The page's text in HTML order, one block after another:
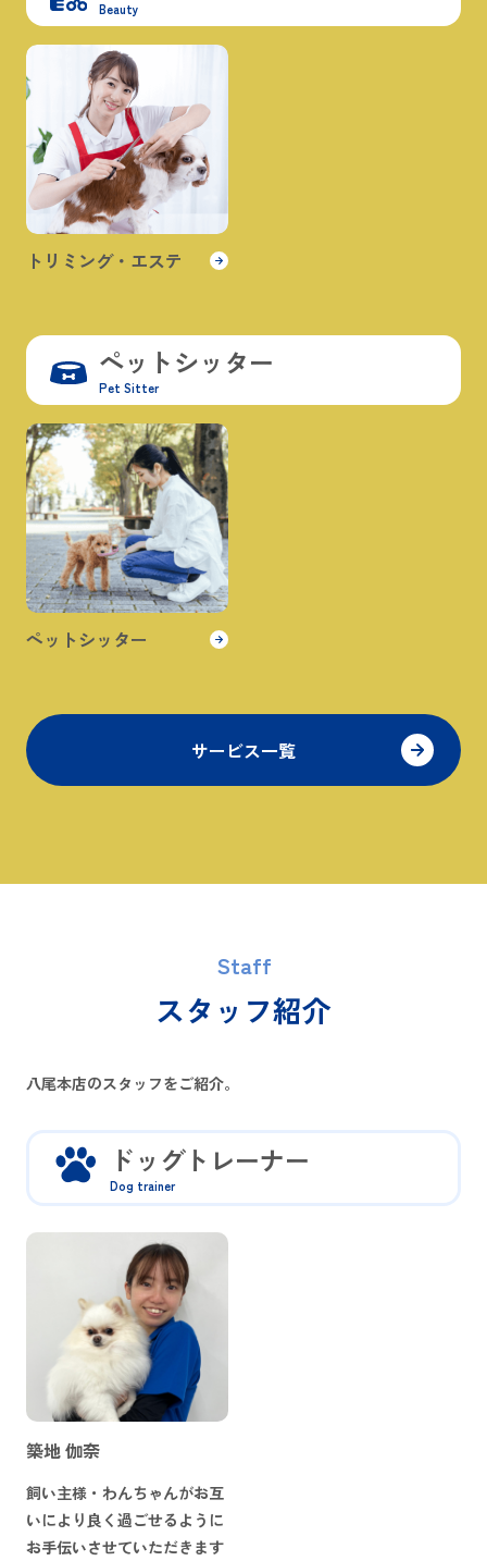
Beauty
トリミング・エステ
ペットシッター
Pet Sitter
ペットシッター
サービス一覧
Staff
スタッフ紹介
八尾本店のスタッフをご紹介。
ドッグトレーナー
Dog trainer
築地 伽奈
飼い主様・わんちゃんがお互
いにより良く過ごせるように
お手伝いさせていただきます